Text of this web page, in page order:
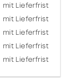
mit Lieferfrist
mit Lieferfrist
mit Lieferfrist
mit Lieferfrist
mit Lieferfrist